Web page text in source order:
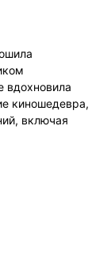
вдохновила
киношедевра,
включая
жизни.
из
и